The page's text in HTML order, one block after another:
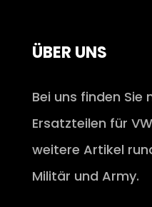
ÜBER UNS
Bei uns finden Sie
Ersatzteilen für
weitere Artikel
Militär und Army.